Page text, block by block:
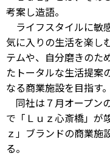
考案し造語。
ライフスタイルに敏
気に入りの生活を楽し
テムや、自分磨きのた
たトータルな生活提案
なる商業施設を目指す。
同社は７月オープン
で「Ｌｕｚ心斎橋」が
ｚ」ブランドの商業施
る。